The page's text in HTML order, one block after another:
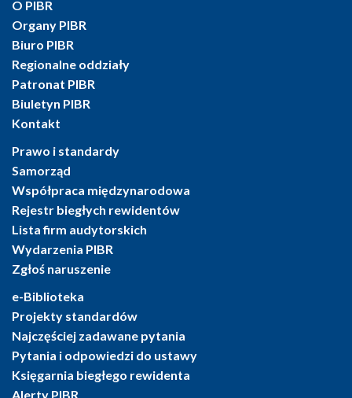
O PIBR
Organy PIBR
Biuro PIBR
Regionalne oddziały
Patronat PIBR
Biuletyn PIBR
Kontakt
Prawo i standardy
Samorząd
Współpraca międzynarodowa
Rejestr biegłych rewidentów
Lista firm audytorskich
Wydarzenia PIBR
Zgłoś naruszenie
e-Biblioteka
Projekty standardów
Najczęściej zadawane pytania
Pytania i odpowiedzi do ustawy
Księgarnia biegłego rewidenta
Alerty PIBR